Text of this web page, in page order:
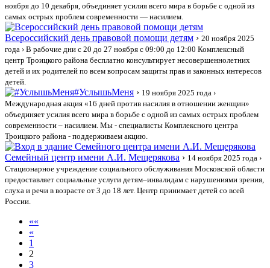
ноября до 10 декабря, объединяет усилия всего мира в борьбе с одной из
самых острых проблем современности — насилием.
Всероссийский день правовой помощи детям › 20 ноября 2025
года › В рабочие дни с 20 до 27 ноября с 09:00 до 12:00 Комплексный
центр Троицкого района бесплатно консультирует несовершеннолетних
детей и их родителей по всем вопросам защиты прав и законных интересов
детей.
#УслышьМеня › 19 ноября 2025 года ›
Международная акция «16 дней против насилия в отношении женщин»
объединяет усилия всего мира в борьбе с одной из самых острых проблем
современности – насилием. Мы - специалисты Комплексного центра
Троицкого района - поддерживаем акцию.
Семейный центр имени А.И. Мещерякова › 14 ноября 2025 года ›
Стационарное учреждение социального обслуживания Московской области
предоставляет социальные услуги детям–инвалидам с нарушениями зрения,
слуха и речи в возрасте от 3 до 18 лет. Центр принимает детей со всей
России.
««
«
1
2
3